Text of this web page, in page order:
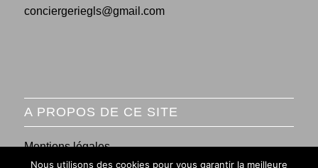
conciergeriegls@gmail.com
A PROPOS DE CE SITE
Mentions légales
Nous utilisons des cookies pour vous garantir la meilleure